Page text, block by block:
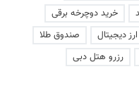
خرید دوچرخه برقی
دیجیتال
صندوق طلا
رزرو هتل دبی